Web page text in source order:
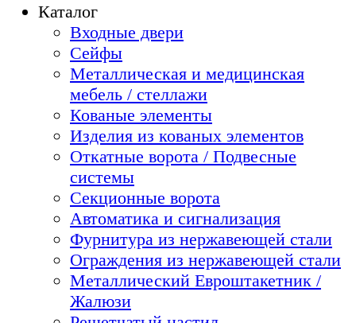
Каталог
Входные двери
Сейфы
Металлическая и медицинская
мебель / стеллажи
Кованые элементы
Изделия из кованых элементов
Откатные ворота / Подвесные
системы
Секционные ворота
Автоматика и сигнализация
Фурнитура из нержавеющей стали
Ограждения из нержавеющей стали
Металлический Евроштакетник /
Жалюзи